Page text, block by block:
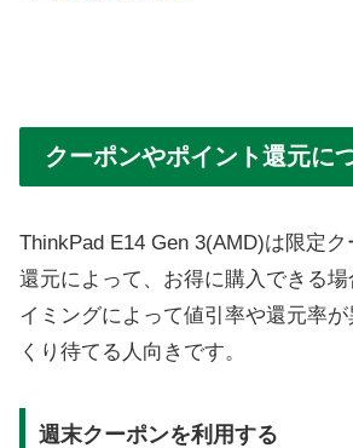
クーポンやポイント還元に
ThinkPad E14 Gen 3(AMD)は限定ク
還元によって、お得に購入できる
イミングによって値引率や還元率
くり待てる人向きです。
週末クーポンを利用する